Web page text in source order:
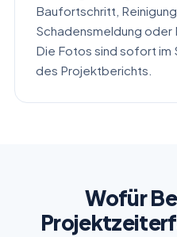
Baufortschritt,
Schadensmeldung oder
Die Fotos sind sofort im
des Projektberichts.
Wofür